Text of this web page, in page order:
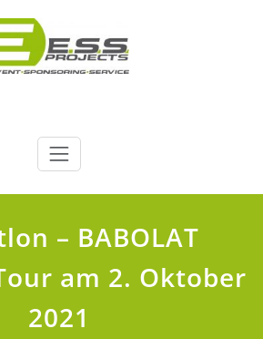
– BABOLAT
am 2. Oktober
2021